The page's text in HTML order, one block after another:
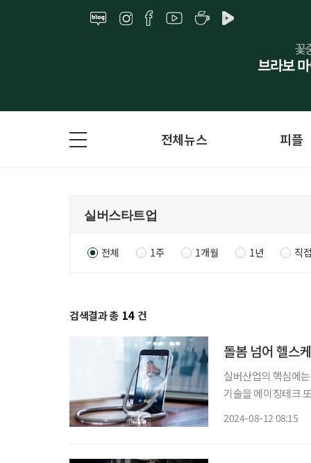
전체뉴스 피플
전체 1주 1개월 1년 직
검색결과 총 14 건
돌봄 넘어 헬스
실버산업의 핵심에
기술을 에이징테크
2024-08-12 08:15